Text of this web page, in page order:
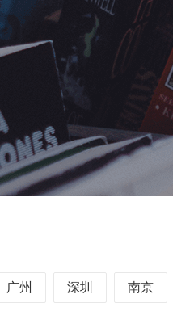
广州 深圳 南京